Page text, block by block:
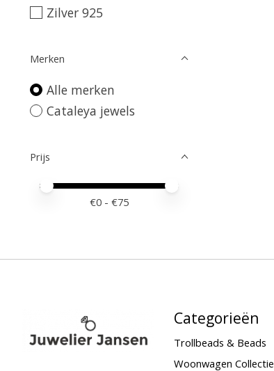
Zilver 925
Merken
Alle merken
Cataleya jewels
Prijs
Minimale prijswaarde
Price maximum value
€0 - €75
Categorieën
Trollbeads & Beads
Woonwagen Collectie